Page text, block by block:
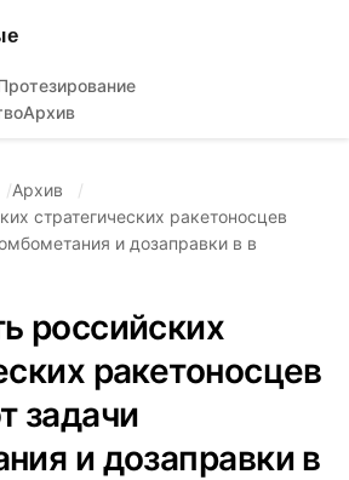
Архив
Архив
стратегических ракетоносцев
и дозаправки в в
российских
ракетоносцев
задачи
и дозаправки в